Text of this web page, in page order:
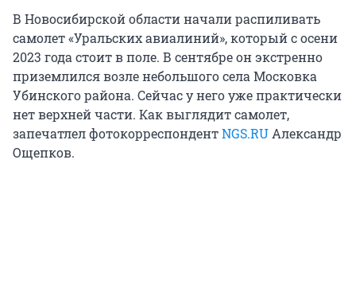
В Новосибирской области начали распиливать
самолет «Уральских авиалиний», который с осени
2023 года стоит в поле. В сентябре он экстренно
приземлился возле небольшого села Московка
Убинского района. Сейчас у него уже практически
нет верхней части. Как выглядит самолет,
запечатлел фотокорреспондентNGS.RUАлександр
Ощепков.